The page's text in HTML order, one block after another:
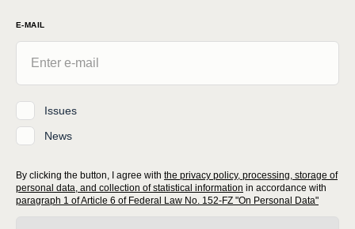
E-MAIL
Issues
News
By clicking the button, I agree with the privacy policy, processing, storage of
personal data, and collection of statistical information in accordance with
paragraph 1 of Article 6 of Federal Law No. 152-FZ "On Personal Data"